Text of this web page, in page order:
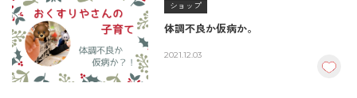
ショップ
体調不良か仮病か。
2021.12.03